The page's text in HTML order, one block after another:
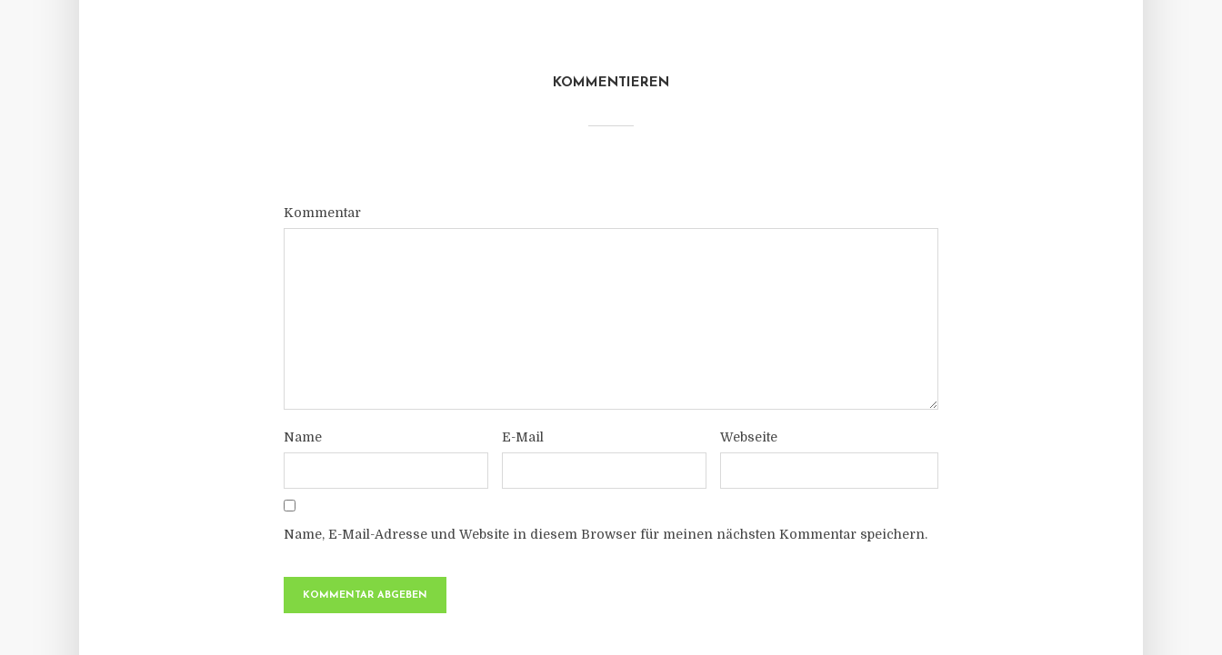
KOMMENTIEREN
Kommentar
Name E-Mail Webseite
Name, E-Mail-Adresse und Website in diesem Browser für meinen nächsten Kommentar speichern.